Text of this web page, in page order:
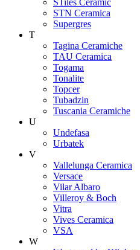
STN Ceramica
Supergres
T
Tagina Ceramiche
TAU Ceramica
Togama
Tonalite
Topcer
Tubadzin
Tuscania Ceramiche
U
Undefasa
Urbatek
V
Vallelunga Ceramica
Versace
Vilar Albaro
Villeroy & Boch
Vitra
Vives Ceramica
VSA
W